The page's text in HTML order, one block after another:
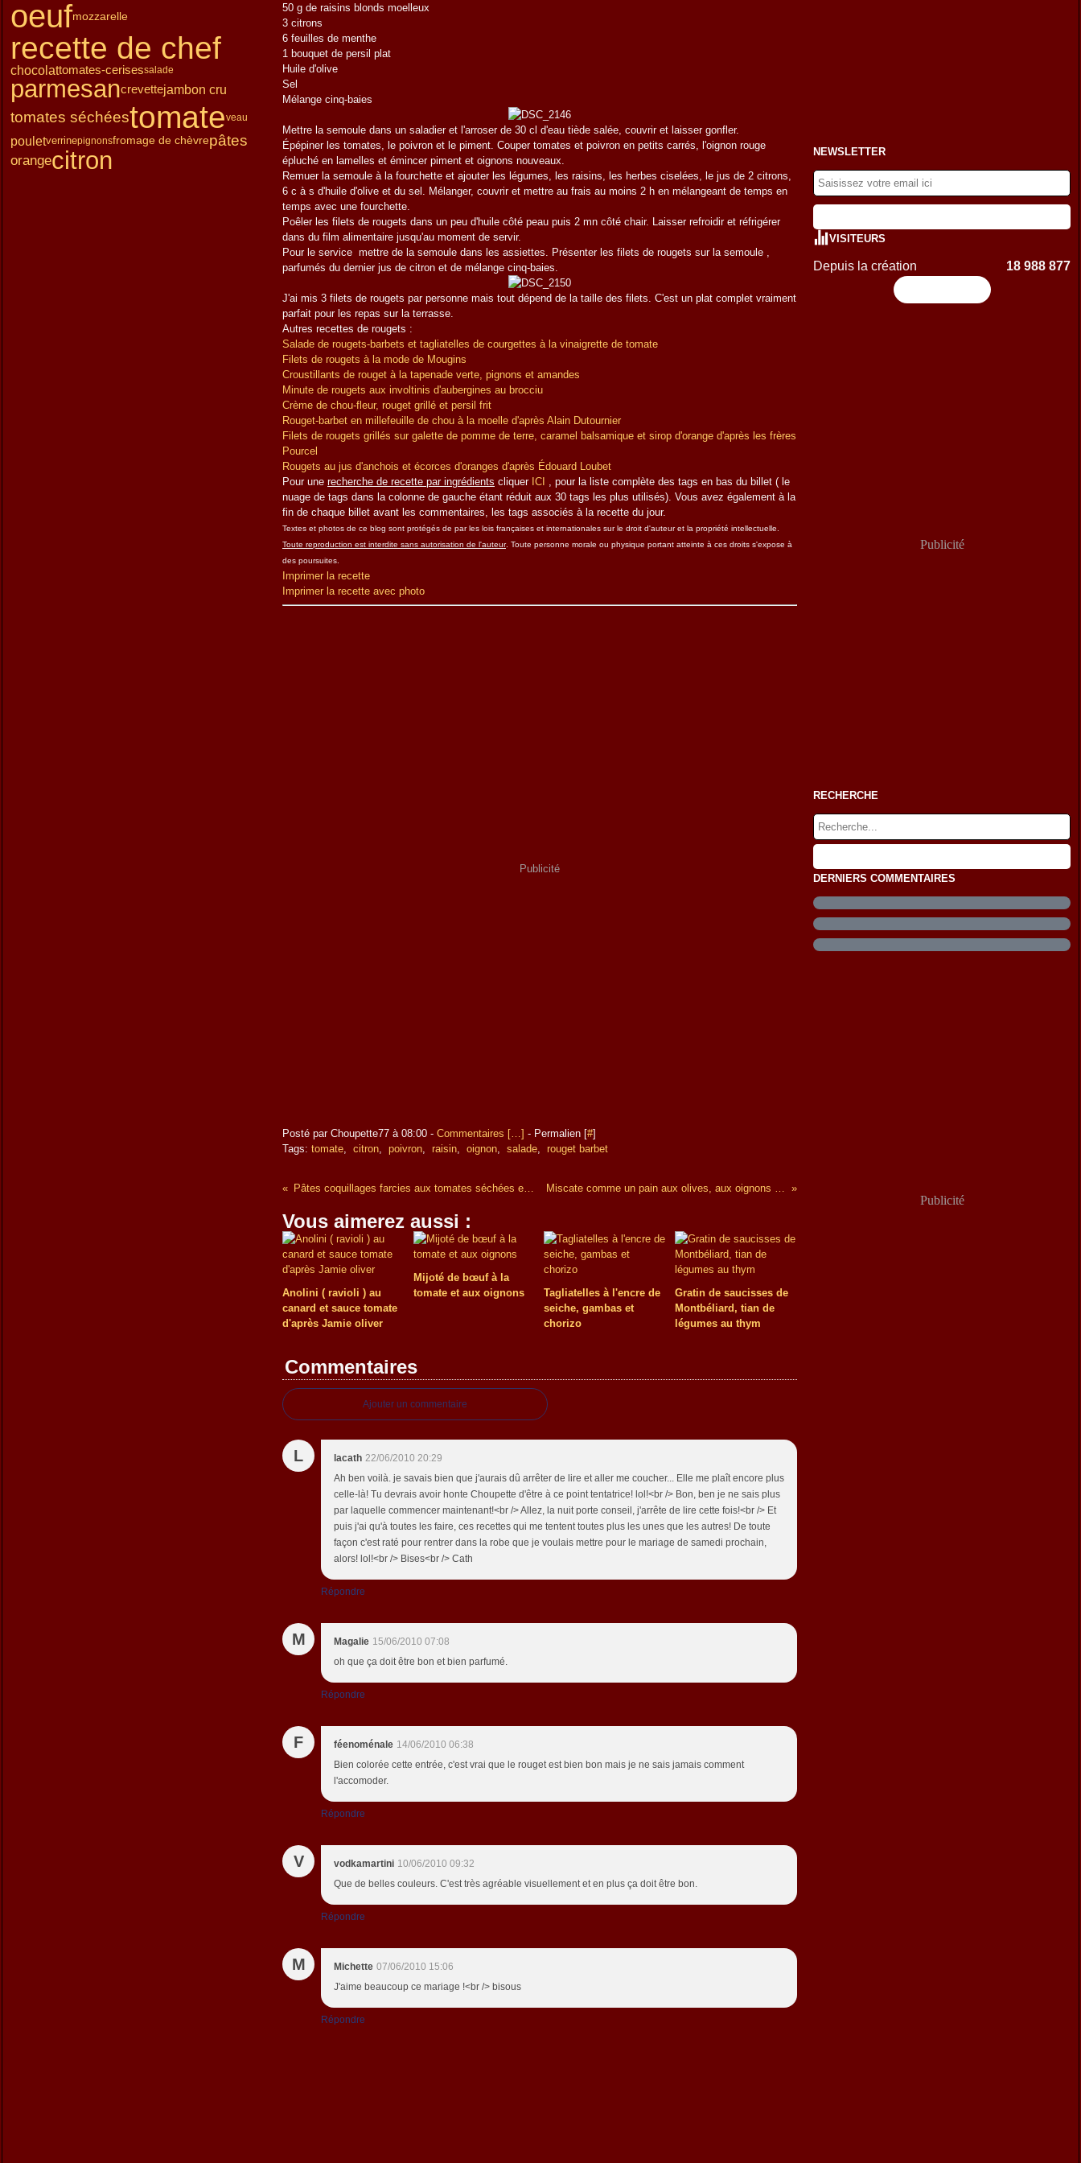
(13)
(12)
Janvier
Février
oeufmozzarelle
recette de chef
chocolattomates-cerisessalade
parmesancrevettejambon cru
tomates séchéestomateveau
pouletverrinepignonsfromage de chèvrepâtes
orangecitron
50 g de raisins blonds moelleux
3 citrons
6 feuilles de menthe
1 bouquet de persil plat
Huile d'olive
Sel
Mélange cinq-baies
Mettre la semoule dans un saladier et l'arroser de 30 cl d'eau tiède salée, couvrir et laisser gonfler.
Épépiner les tomates, le poivron et le piment. Couper tomates et poivron en petits carrés, l'oignon rouge
épluché en lamelles et émincer piment et oignons nouveaux.
Remuer la semoule à la fourchette et ajouter les légumes, les raisins, les herbes ciselées, le jus de 2 citrons,
6 c à s d'huile d'olive et du sel. Mélanger, couvrir et mettre au frais au moins 2 h en mélangeant de temps en
temps avec une fourchette.
Poêler les filets de rougets dans un peu d'huile côté peau puis 2 mn côté chair. Laisser refroidir et réfrigérer
dans du film alimentaire jusqu'au moment de servir.
Pour le service mettre de la semoule dans les assiettes. Présenter les filets de rougets sur la semoule ,
parfumés du dernier jus de citron et de mélange cinq-baies.
J'ai mis 3 filets de rougets par personne mais tout dépend de la taille des filets. C'est un plat complet vraiment
parfait pour les repas sur la terrasse.
Autres recettes de rougets :
Salade de rougets-barbets et tagliatelles de courgettes à la vinaigrette de tomate
Filets de rougets à la mode de Mougins
Croustillants de rouget à la tapenade verte, pignons et amandes
Minute de rougets aux involtinis d'aubergines au brocciu
Crème de chou-fleur, rouget grillé et persil frit
Rouget-barbet en millefeuille de chou à la moelle d'après Alain Dutournier
Filets de rougets grillés sur galette de pomme de terre, caramel balsamique et sirop d'orange d'après les frères
Pourcel
Rougets au jus d'anchois et écorces d'oranges d'après Édouard Loubet
Pour une recherche de recette par ingrédients cliquer ICI , pour la liste complète des tags en bas du billet ( le
nuage de tags dans la colonne de gauche étant réduit aux 30 tags les plus utilisés). Vous avez également à la
fin de chaque billet avant les commentaires, les tags associés à la recette du jour.
Textes et photos de ce blog sont protégés de par les lois françaises et internationales sur le droit d'auteur et la propriété intellectuelle.
Toute reproduction est interdite sans autorisation de l'auteur. Toute personne morale ou physique portant atteinte à ces droits s'expose à
des poursuites.
Imprimer la recette
Imprimer la recette avec photo
Publicité
Posté par Choupette77 à 08:00 - Commentaires […] - Permalien [#]
Tags: tomate, citron, poivron, raisin, oignon, salade, rouget barbet
Pâtes coquillages farcies aux tomates séchées et crevettes Miscate comme un pain aux olives, aux oignons et anchois
Vous aimerez aussi :
Anolini ( ravioli ) au
canard et sauce tomate
d'après Jamie oliver
Mijoté de bœuf à la
tomate et aux oignons
Tagliatelles à l'encre de
seiche, gambas et
chorizo
Gratin de saucisses de
Montbéliard, tian de
légumes au thym
Commentaires
Ajouter un commentaire
L lacath 22/06/2010 20:29
Ah ben voilà. je savais bien que j'aurais dû arrêter de lire et aller me coucher... Elle me plaît encore plus
celle-là! Tu devrais avoir honte Choupette d'être à ce point tentatrice! lol!<br /> Bon, ben je ne sais plus
par laquelle commencer maintenant!<br /> Allez, la nuit porte conseil, j'arrête de lire cette fois!<br /> Et
puis j'ai qu'à toutes les faire, ces recettes qui me tentent toutes plus les unes que les autres! De toute
façon c'est raté pour rentrer dans la robe que je voulais mettre pour le mariage de samedi prochain,
alors! lol!<br /> Bises<br /> Cath
Répondre
M Magalie 15/06/2010 07:08
oh que ça doit être bon et bien parfumé.
Répondre
F féenoménale 14/06/2010 06:38
Bien colorée cette entrée, c'est vrai que le rouget est bien bon mais je ne sais jamais comment
l'accomoder.
Répondre
V vodkamartini 10/06/2010 09:32
Que de belles couleurs. C'est très agréable visuellement et en plus ça doit être bon.
Répondre
M Michette 07/06/2010 15:06
J'aime beaucoup ce mariage !<br /> bisous
Répondre
NEWSLETTER
VISITEURS
Depuis la création
18 988 877
Publicité
RECHERCHE
DERNIERS COMMENTAIRES
Publicité